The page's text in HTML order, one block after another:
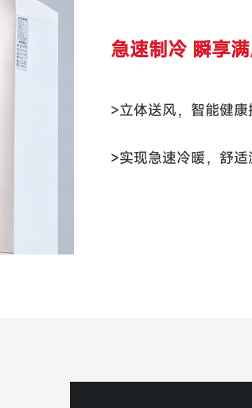
急速制冷 瞬享
>立体送风，智能健康
>实现急速冷暖，舒